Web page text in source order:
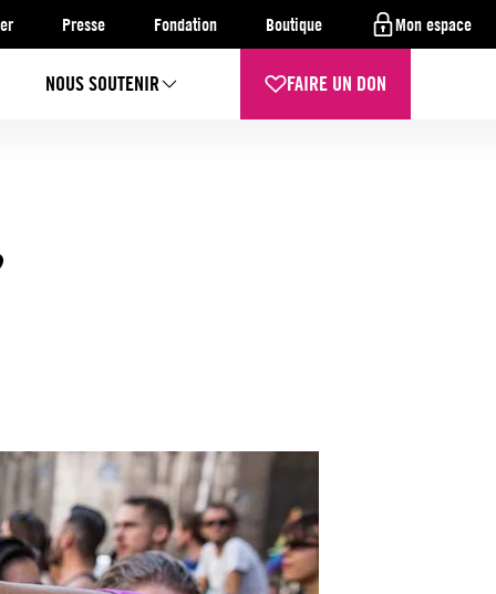
Presse Fondation Boutique Mon espace
NOUS SOUTENIR FAIRE UN DON